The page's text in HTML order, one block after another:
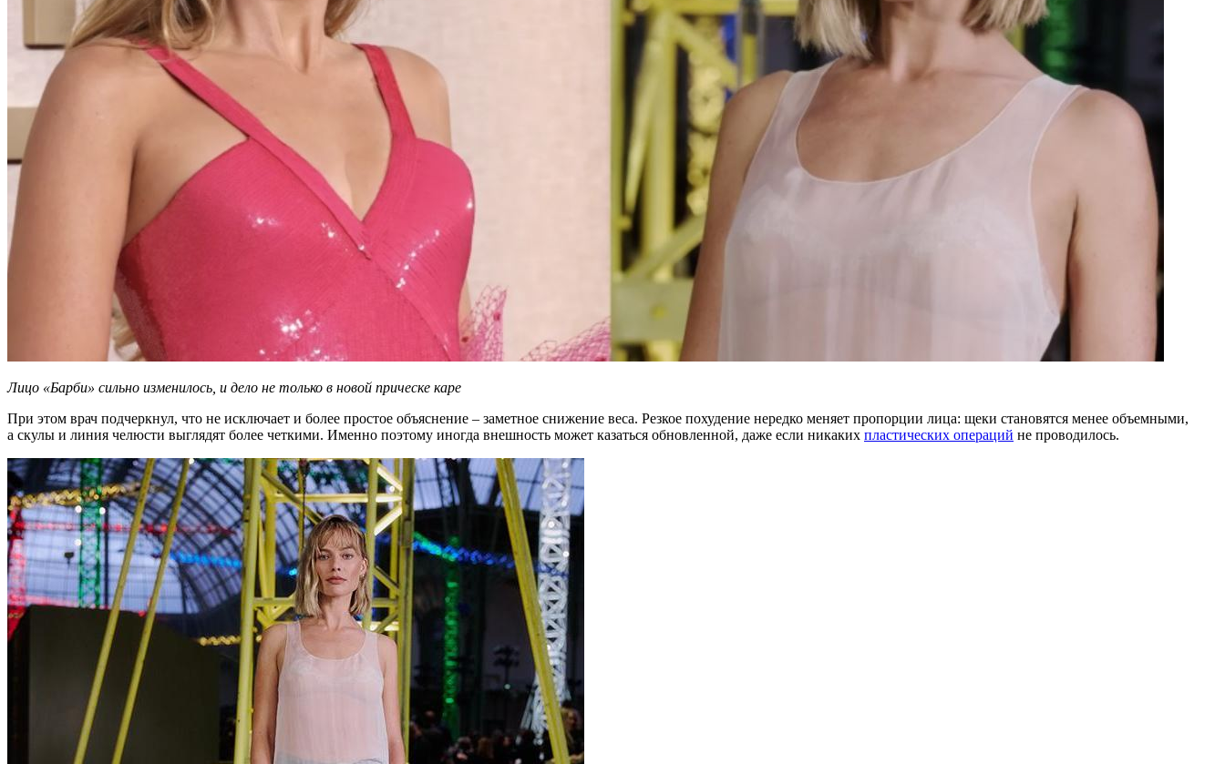
Лицо «Барби» сильно изменилось, и дело не только в новой прическе каре
При этом врач подчеркнул, что не исключает и более простое объяснение – заметное снижение веса. Резкое похудение нередко меняет пропорции лица: щеки становятся менее объемными,
а скулы и линия челюсти выглядят более четкими. Именно поэтому иногда внешность может казаться обновленной, даже если никаких пластических операций не проводилось.